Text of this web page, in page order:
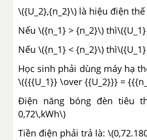
\({U_2},{n_2}\) là hiệu điện
Nếu \({n_1} > {n_2}\)
Nếu \({n_1} < {n_2}\)
Học sinh phải dùng máy hạ
\({{{U_1}} \over {{U_2}}} =
Điện năng bóng đèn tiêu
0,72\,kWh\)
Tiền điện phải trả là: